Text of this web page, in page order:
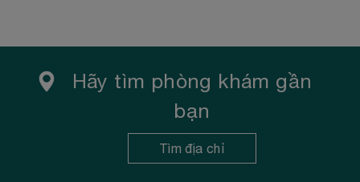
Hãy tìm phòng khám gần
bạn
Tìm địa chỉ